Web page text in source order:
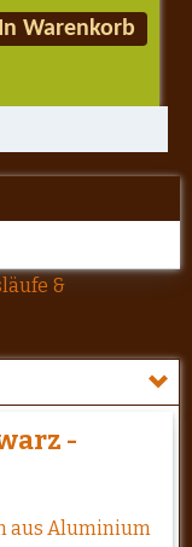
In Warenkorb
&
-
aus Aluminium